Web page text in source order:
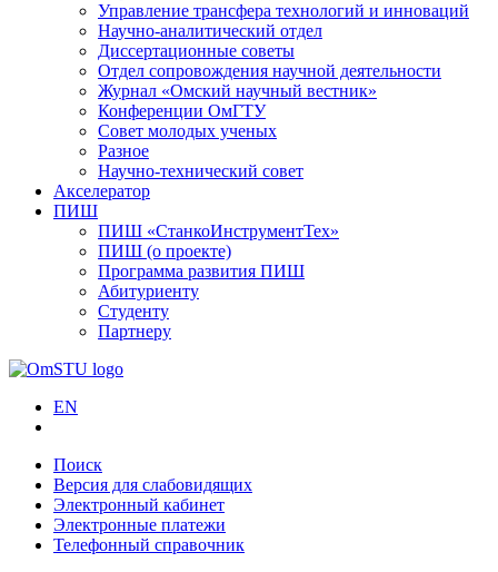
Управление трансфера технологий и инноваций
Научно-аналитический отдел
Диссертационные советы
Отдел сопровождения научной деятельности
Журнал «Омский научный вестник»
Конференции ОмГТУ
Совет молодых ученых
Разное
Научно-технический совет
Акселератор
ПИШ
ПИШ «СтанкоИнструментТех»
ПИШ (о проекте)
Программа развития ПИШ
Абитуриенту
Студенту
Партнеру
EN
Поиск
Версия для слабовидящих
Электронный кабинет
Электронные платежи
Телефонный справочник